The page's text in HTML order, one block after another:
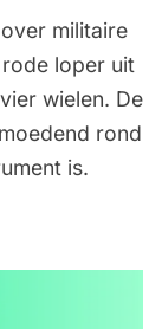
militaire
loper uit
wielen. De
rond
is.